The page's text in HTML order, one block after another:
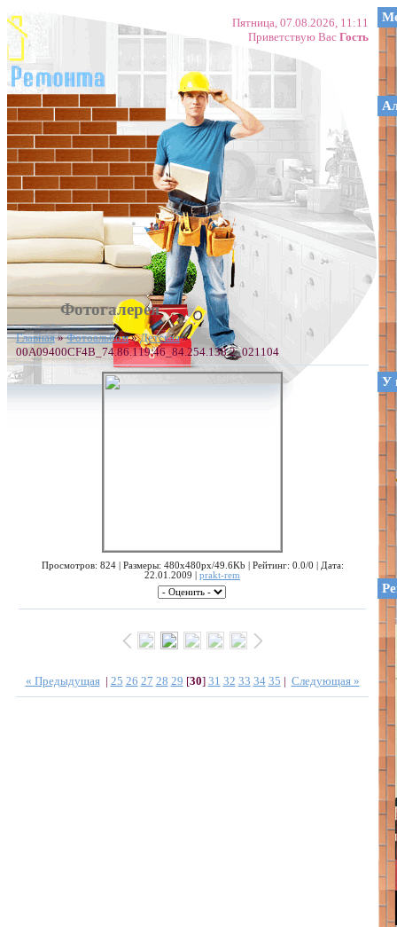
Пятница, 07.08.2026, 11:11
Приветствую Вас Гость
Фотогалерея
Главная»Фотоальбом»Детская»
00A09400CF4B_74.86.119.46_84.254.138.2_021104
Просмотров: 824 | Размеры: 480x480px/49.6Kb | Рейтинг: 0.0/0 | Дата:
22.01.2009 | prakt-rem
« Предыдущая| 25 26 27 28 29 [30] 31 32 33 34 35 | Следующая »
У